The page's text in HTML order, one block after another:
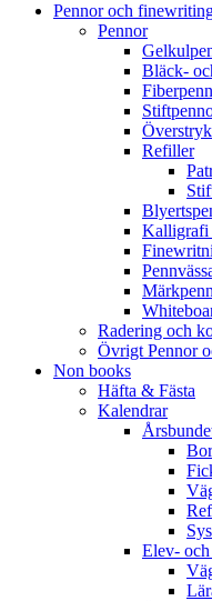
Pennor och
Pennor
Bläck-
Refiller
Kalligrafi
Radering och
Övrigt Pennor
Non books
Häfta & Fästa
Kalendrar
Elev-